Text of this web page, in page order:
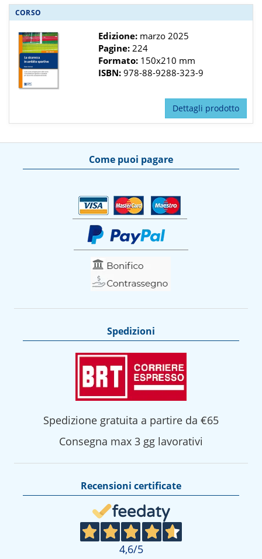
CORSO
Edizione:marzo 2025
Pagine: 224
Formato:150x210 mm
ISBN:978-88-9288-323-9
Dettagli prodotto
Come puoi pagare
Spedizioni
Spedizione gratuita a partire da €65
Consegna max 3 gg lavorativi
Recensioni certificate
4,6/5